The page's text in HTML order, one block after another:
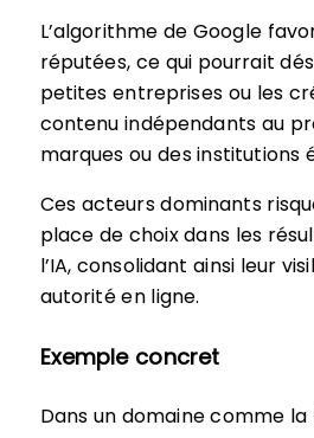
L’algorithme de Google
réputées, ce qui pourrait
petites entreprises ou les
contenu indépendants au
marques ou des institutions
Ces acteurs dominants
place de choix dans les
l’IA, consolidant ainsi leur
autorité en ligne.
Exemple concret
Dans un domaine comme